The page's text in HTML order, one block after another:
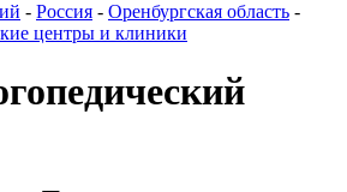
- Россия - Оренбургская область -
центры и клиники